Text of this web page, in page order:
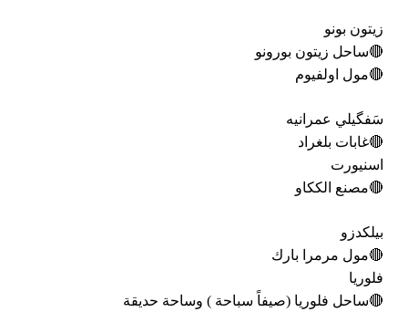
زيتون بونو
🔴ساحل زيتون بورونو
🔴مول اولفيوم
سَفگيلي عمرانيه
🔴غابات بلغراد
اسنيورت
🔴مصنع الككاو
بيلكدزو
🔴مول مرمرا بارك
فلوريا
🔴ساحل فلوريا (صيفاً سباحة ) وساحة حديقة